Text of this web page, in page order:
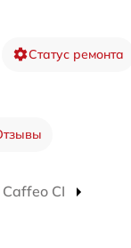
Статус ремонта
CI